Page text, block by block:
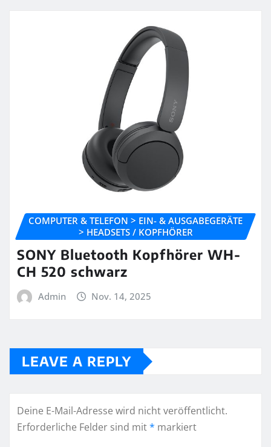
COMPUTER & TELEFON > EIN- & AUSGABEGERÄTE
> HEADSETS / KOPFHÖRER
SONY Bluetooth Kopfhörer WH-
CH 520 schwarz
Admin Nov. 14, 2025
LEAVE A REPLY
Deine E-Mail-Adresse wird nicht veröffentlicht.
Erforderliche Felder sind mit* markiert